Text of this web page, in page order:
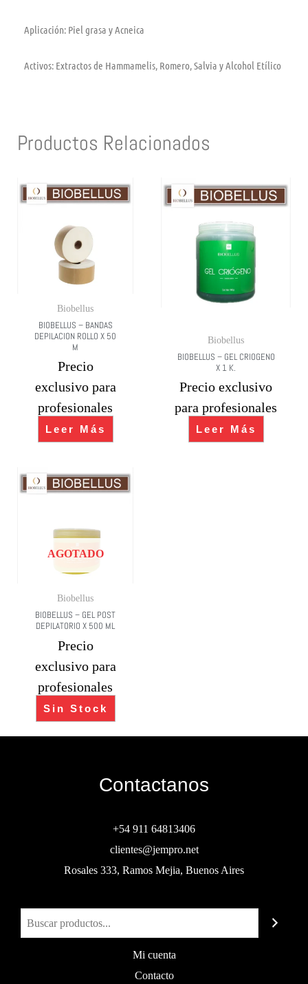
Aplicación: Piel grasa y Acneica
Activos: Extractos de Hammamelis, Romero, Salvia y Alcohol Etílico
Productos Relacionados
Biobellus
BIOBELLUS – BANDAS
DEPILACION ROLLO X 50
M
Precio
exclusivo para
profesionales
Leer Más
Biobellus
BIOBELLUS – GEL CRIOGENO
X 1 K.
Precio exclusivo
para profesionales
Leer Más
AGOTADO
Biobellus
BIOBELLUS – GEL POST
DEPILATORIO X 500 ML
Precio
exclusivo para
profesionales
Sin Stock
Contactanos
+54 911 64813406
clientes@jempro.net
Rosales 333, Ramos Mejia, Buenos Aires
Mi cuenta
Contacto